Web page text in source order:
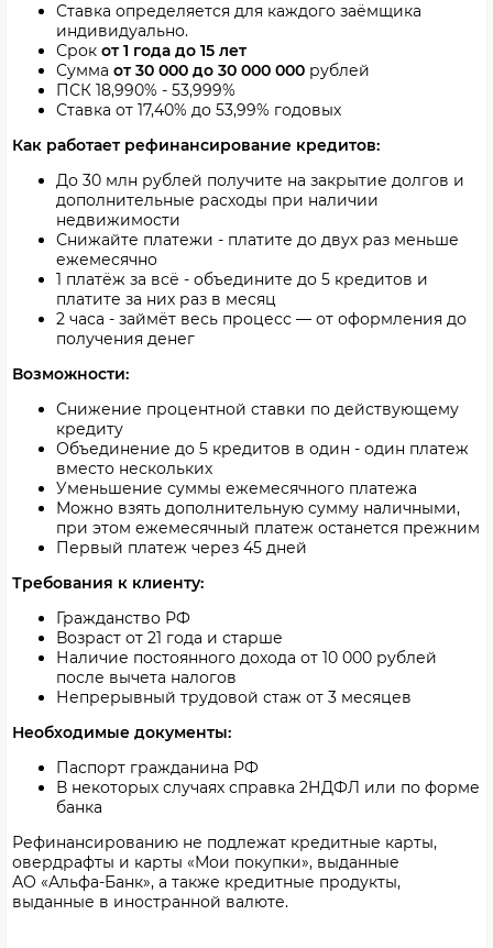
Ставка определяется для каждого заёмщика
индивидуально.
Срок от 1 года до 15 лет
Сумма от 30 000 до 30 000 000 рублей
ПСК 18,990% - 53,999%
Ставка от 17,40% до 53,99% годовых
Как работает рефинансирование кредитов:
До 30 млн рублей получите на закрытие долгов и
дополнительные расходы при наличии
недвижимости
Снижайте платежи - платите до двух раз меньше
ежемесячно
1 платёж за всё - объедините до 5 кредитов и
платите за них раз в месяц
2 часа - займёт весь процесс — от оформления до
получения денег
Возможности:
Снижение процентной ставки по действующему
кредиту
Объединение до 5 кредитов в один - один платеж
вместо нескольких
Уменьшение суммы ежемесячного платежа
Можно взять дополнительную сумму наличными,
при этом ежемесячный платеж останется прежним
Первый платеж через 45 дней
Требования к клиенту:
Гражданство РФ
Возраст от 21 года и старше
Наличие постоянного дохода от 10 000 рублей
после вычета налогов
Непрерывный трудовой стаж от 3 месяцев
Необходимые документы:
Паспорт гражданина РФ
В некоторых случаях справка 2НДФЛ или по форме
банка
Рефинансированию не подлежат кредитные карты,
овердрафты и карты «Мои покупки», выданные
АО «Альфа-Банк», а также кредитные продукты,
выданные в иностранной валюте.